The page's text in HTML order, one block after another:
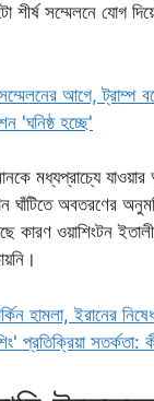
শীর্ষ সম্মেলনে যোগ
আগে, ট্রাম্প
'ঘনিষ্ঠ হচ্ছে'
মধ্যপ্রাচ্যে যাওয়ার
ঘাঁটিতে অবতরণের
কারণ ওয়াশিংটন
হামলা, ইরানের
প্রতিক্রিয়া সতর্কতা: